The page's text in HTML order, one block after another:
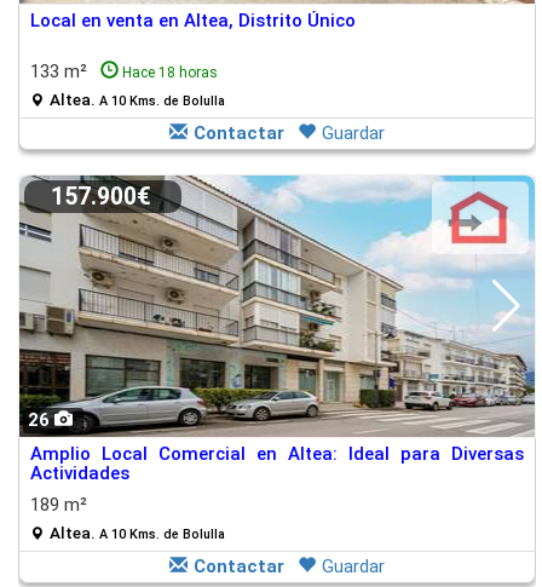
Local en venta en Altea, Distrito Único
133 m² Hace 18 horas
Altea. A 10 Kms. de Bolulla
Contactar Guardar
26
157.900€
Amplio Local Comercial en Altea: Ideal para Diversas
Actividades
189 m²
Altea. A 10 Kms. de Bolulla
Contactar Guardar